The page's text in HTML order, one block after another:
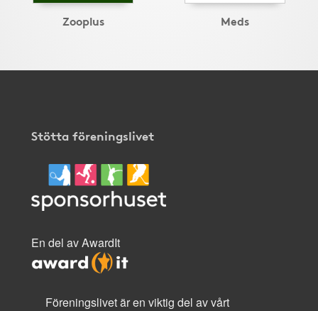
Zooplus Meds
Stötta föreningslivet
En del av AwardIt
Föreningslivet är en viktig del av vårt